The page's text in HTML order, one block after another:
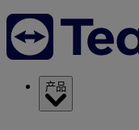
产品